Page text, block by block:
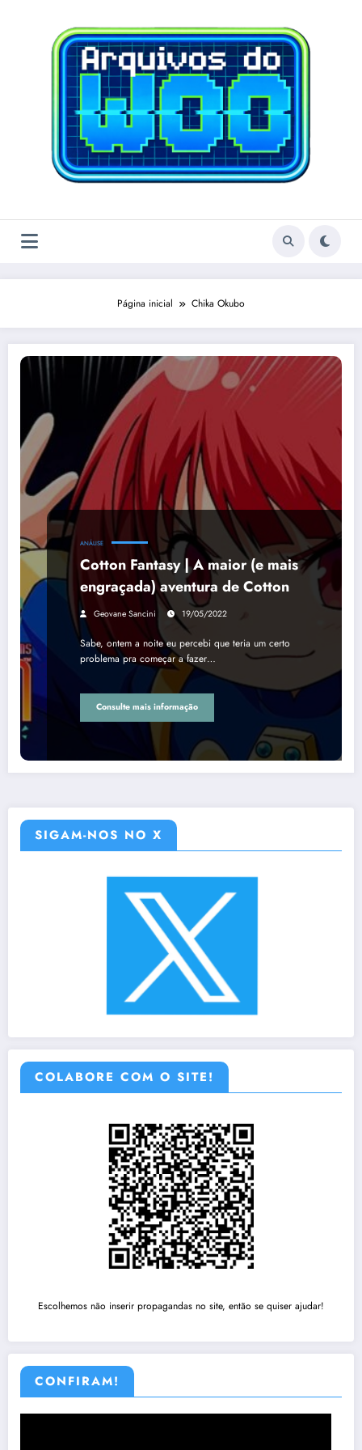
Página inicial Chika Okubo
ANÁLISE
Cotton Fantasy | A maior (e mais
engraçada) aventura de Cotton
Geovane Sancini 19/05/2022
Sabe, ontem a noite eu percebi que teria um certo
problema pra começar a fazer…
Consulte mais informação
SIGAM-NOS NO X
COLABORE COM O SITE!
Escolhemos não inserir propagandas no site, então se quiser ajudar!
CONFIRAM!